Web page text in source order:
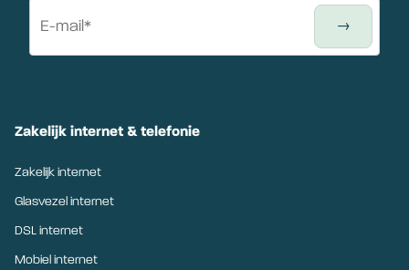
Zakelijk internet & telefonie
Zakelijk internet
Glasvezel internet
DSL internet
Mobiel internet